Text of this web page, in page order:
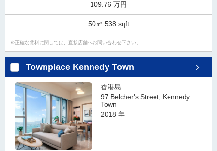
本
に
動
ま
109.76 万円
50㎡ 538 sqft
正確な賃料に関しては、直接店舗へお問い合わせ下さい。
Townplace Kennedy Town
香港島
97 Belcher's Street, Kennedy
Town
2018 年